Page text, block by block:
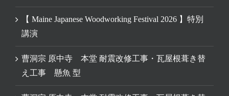
【 Maine Japanese Woodworking Festival 2026 】特別
講演
曹洞宗 原中寺 本堂 耐震改修工事・瓦屋根葺き替
え工事 懸魚 型